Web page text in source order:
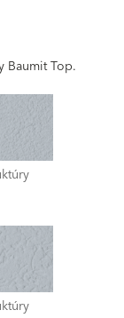
Baumit Top.